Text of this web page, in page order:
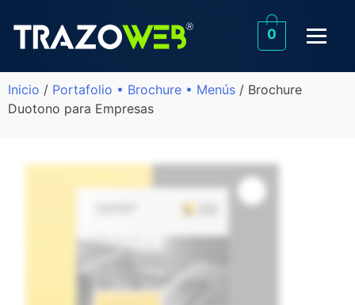
0
Inicio / Portafolio • Brochure • Menús / Brochure
Duotono para Empresas